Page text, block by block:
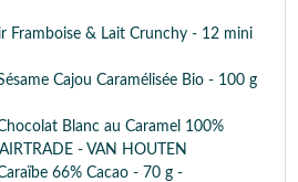
Framboise & Lait Crunchy - 12 mini
Cajou Caramélisée Bio - 100 g
Blanc au Caramel 100%
- VAN HOUTEN
66% Cacao - 70 g -